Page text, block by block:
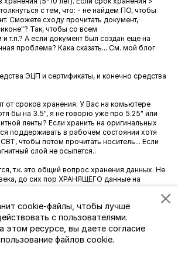
с тем, что: - не найдем ПО, чтобы
Сможете сходу прочитать документ,
Так, чтобы со всем
т.п.? А если документ был создан еще на
проблема? Кака сказать... См. мой блог
ЭЦП и сертификаты, и конечно средства
от сроков хранения. У Вас на комьютере
бы на 3.5", я не говорю уже про 5.25" или
ленты? Если хранить на оригинальных
поддерживать в рабочем состоянии хотя
чтобы потом прочитать носитель... Если
слой не осыпется..
т.к. это общий вопрос хранения данных. Не
до сих пор ХРАНЯЩЕГО данные на
мерами: комиссии, протоколы и т.п. Если
действия были произведены в соответствии
подтверждена документально, то
не доверять новым документам?
cookie-файлы, чтобы лучше
с пользователями.
этом ресурсе, вы даете согласие
файлов cookie.